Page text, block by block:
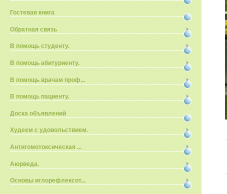
Гостевая книга
Обратная связь
В помощь студенту.
В помощь абитуриенту.
В помощь врачам проф...
В помощь пациенту.
Доска объявлений
Худеем с удовольствием.
Антигомотоксическая ...
Аюрведа.
Основы иглорефлексот...